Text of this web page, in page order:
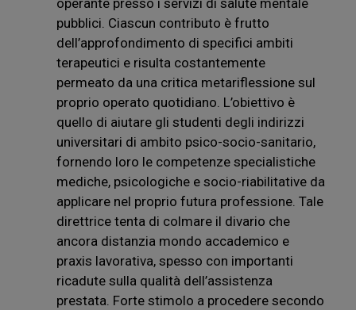
operante presso i servizi di salute mentale
pubblici. Ciascun contributo è frutto
dell’approfondimento di specifici ambiti
terapeutici e risulta costantemente
permeato da una critica metariflessione sul
proprio operato quotidiano. L’obiettivo è
quello di aiutare gli studenti degli indirizzi
universitari di ambito psico-socio-sanitario,
fornendo loro le competenze specialistiche
mediche, psicologiche e socio-riabilitative da
applicare nel proprio futura professione. Tale
direttrice tenta di colmare il divario che
ancora distanzia mondo accademico e
praxis lavorativa, spesso con importanti
ricadute sulla qualità dell’assistenza
prestata. Forte stimolo a procedere secondo